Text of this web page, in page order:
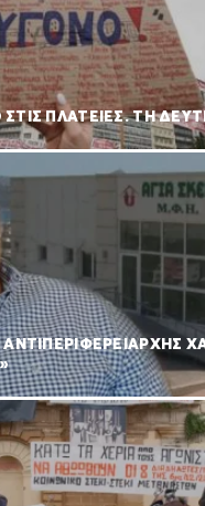
ΠΛΑΤΕΙΕΣ. ΤΗ